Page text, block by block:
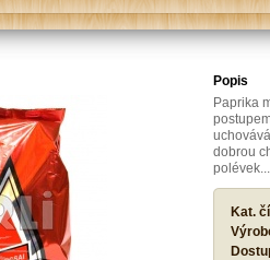
Popis
Paprika
dobrou
polévek...
Kat.